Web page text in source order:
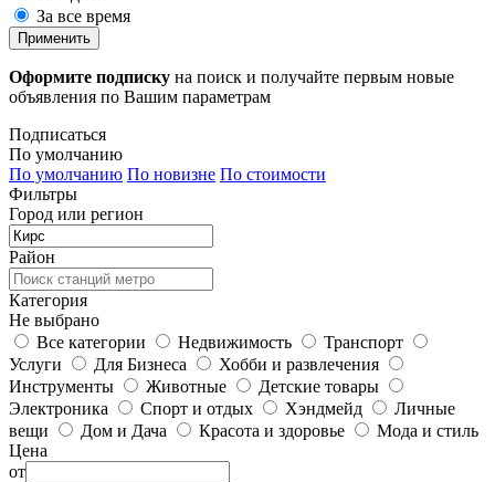
За все время
Применить
Оформите подписку на поиск и получайте первым новые
объявления по Вашим параметрам
Подписаться
По умолчанию
По умолчанию По новизне По стоимости
Фильтры
Город или регион
Район
Категория
Не выбрано
Все категории
Недвижимость
Транспорт
Услуги
Для Бизнеса
Хобби и развлечения
Инструменты
Животные
Детские товары
Электроника
Спорт и отдых Хэндмейд
Личные
вещи
Дом и Дача Красота и здоровье
Мода и стиль
Цена
от